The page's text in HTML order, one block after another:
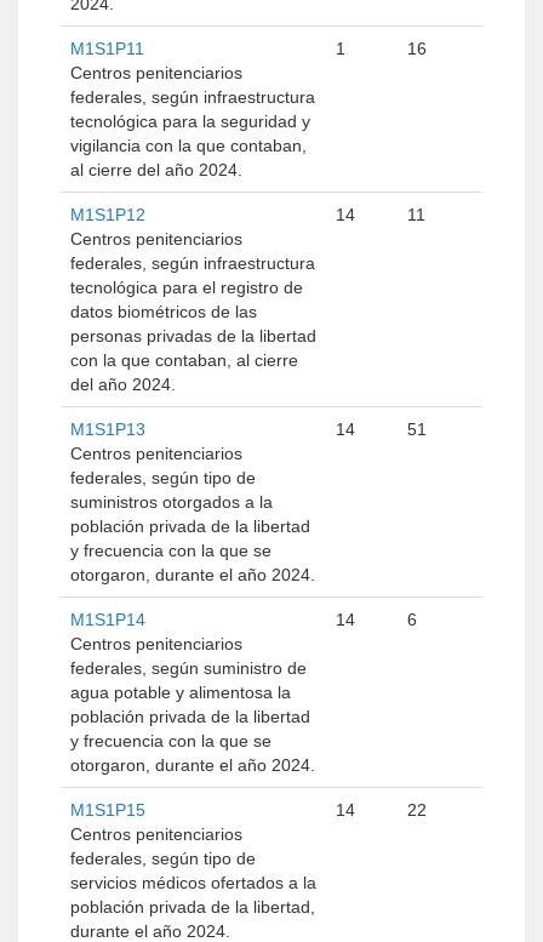
M1S1P11
Centros penitenciarios
federales, según infraestructura
tecnológica para la seguridad y
vigilancia con la que contaban,
al cierre del año 2024.
1 16
M1S1P12
Centros penitenciarios
federales, según infraestructura
tecnológica para el registro de
datos biométricos de las
personas privadas de la libertad
con la que contaban, al cierre
del año 2024.
14 11
M1S1P13
Centros penitenciarios
federales, según tipo de
suministros otorgados a la
población privada de la libertad
y frecuencia con la que se
otorgaron, durante el año 2024.
14 51
M1S1P14
Centros penitenciarios
federales, según suministro de
agua potable y alimentosa la
población privada de la libertad
y frecuencia con la que se
otorgaron, durante el año 2024.
14 6
M1S1P15
Centros penitenciarios
federales, según tipo de
servicios médicos ofertados a la
población privada de la libertad,
durante el año 2024.
14 22